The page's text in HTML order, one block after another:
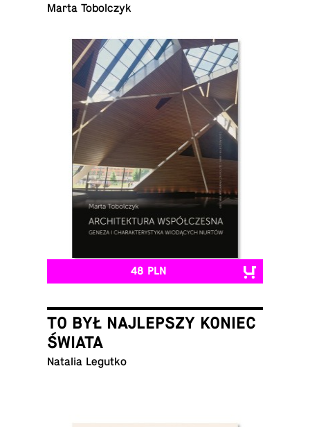
Marta Tobolczyk
48 PLN
TO BYŁ NAJLEPSZY KONIEC
ŚWIATA
Natalia Legutko